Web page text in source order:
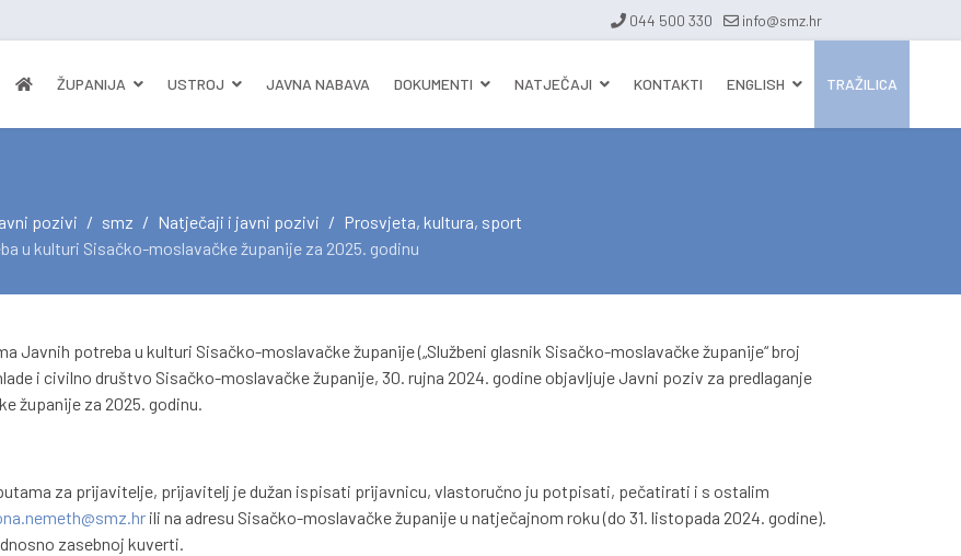
044 500 330 info@smz.hr
ŽUPANIJA USTROJ JAVNA NABAVA DOKUMENTI NATJEČAJI KONTAKTI ENGLISH TRAŽILICA
pozivi smz Natječaji i javni pozivi
Prosvjeta, kultura, sport
u kulturi Sisačko-moslavačke županije za 2025. godinu
Javnih potreba u kulturi Sisačko-moslavačke županije („Službeni glasnik Sisačko-moslavačke županije“ broj
i civilno društvo Sisačko-moslavačke županije, 30. rujna 2024. godine objavljuje Javni poziv za predlaganje
županije za 2025. godinu.
za prijavitelje, prijavitelj je dužan ispisati prijavnicu, vlastoručno ju potpisati, pečatirati i s ostalim
ili na adresu Sisačko-moslavačke županije u natječajnom roku (do 31. listopada 2024. godine).
zasebnoj kuverti.